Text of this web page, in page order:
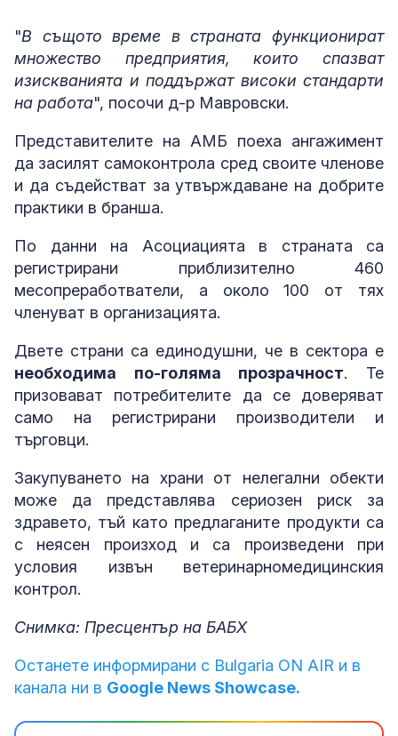
"В същото време в страната функционират
множество предприятия, които спазват
изискванията и поддържат високи стандарти
на работа", посочи д-р Мавровски.
Представителите на АМБ поеха ангажимент
да засилят самоконтрола сред своите членове
и да съдействат за утвърждаване на добрите
практики в бранша.
По данни на Асоциацията в страната са
регистрирани приблизително 460
месопреработватели, а около 100 от тях
членуват в организацията.
Двете страни са единодушни, че в сектора е
необходима по-голяма прозрачност. Те
призовават потребителите да се доверяват
само на регистрирани производители и
търговци.
Закупуването на храни от нелегални обекти
може да представлява сериозен риск за
здравето, тъй като предлаганите продукти са
с неясен произход и са произведени при
условия извън ветеринарномедицинския
контрол.
Снимка: Пресцентър на БАБХ
Останете информирани с Bulgaria ON AIR и в
канала ни в Google News Showcase.